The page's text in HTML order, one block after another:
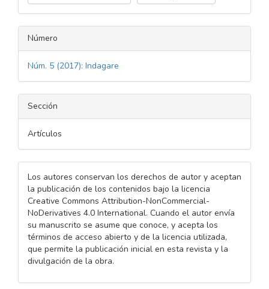
Número
Núm. 5 (2017): Indagare
Sección
Artículos
Los autores conservan los derechos de autor y aceptan
la publicación de los contenidos bajo la licencia
Creative Commons Attribution-NonCommercial-
NoDerivatives 4.0 International. Cuando el autor envía
su manuscrito se asume que conoce, y acepta los
términos de acceso abierto y de la licencia utilizada,
que permite la publicación inicial en esta revista y la
divulgación de la obra.